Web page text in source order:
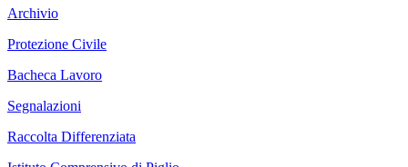
Archivio
Protezione Civile
Bacheca Lavoro
Segnalazioni
Raccolta Differenziata